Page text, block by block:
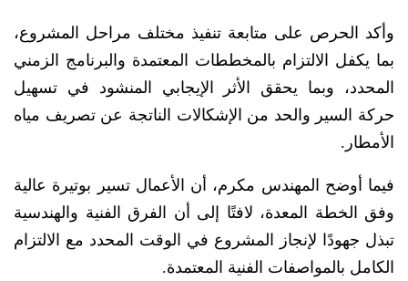
وأكد الحرص على متابعة تنفيذ مختلف مراحل المشروع،
بما يكفل الالتزام بالمخططات المعتمدة والبرنامج الزمني
المحدد، وبما يحقق الأثر الإيجابي المنشود في تسهيل
حركة السير والحد من الإشكالات الناتجة عن تصريف مياه
الأمطار.
فيما أوضح المهندس مكرم، أن الأعمال تسير بوتيرة عالية
وفق الخطة المعدة، لافتًا إلى أن الفرق الفنية والهندسية
تبذل جهودًا لإنجاز المشروع في الوقت المحدد مع الالتزام
الكامل بالمواصفات الفنية المعتمدة.